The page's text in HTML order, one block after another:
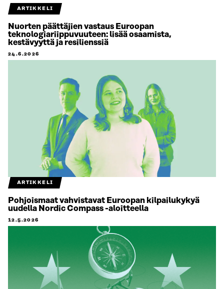
ARTIKKELI
Nuorten päättäjien vastaus Euroopan
teknologiariippuvuuteen: lisää osaamista,
kestävyyttä ja resilienssiä
24.6.2026
ARTIKKELI
Pohjoismaat vahvistavat Euroopan kilpailukykyä
uudella Nordic Compass -aloitteella
12.5.2026